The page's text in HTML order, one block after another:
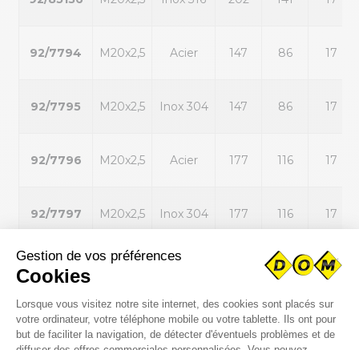
92/7794 M20x2,5 Acier 147 86 17
92/7795 M20x2,5 Inox 304 147 86 17
92/7796 M20x2,5 Acier 177 116 17
92/7797 M20x2,5 Inox 304 177 116 17
92/7798 M20x2,5 141 17
92/7799 M20x2,5 Inox 304 202 141 17